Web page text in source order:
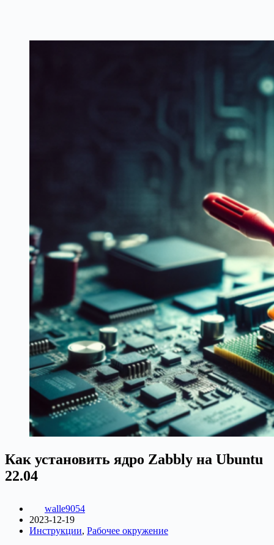
Как установить ядро Zabbly на Ubuntu
22.04
walle9054
2023-12-19
Инструкции, Рабочее окружение